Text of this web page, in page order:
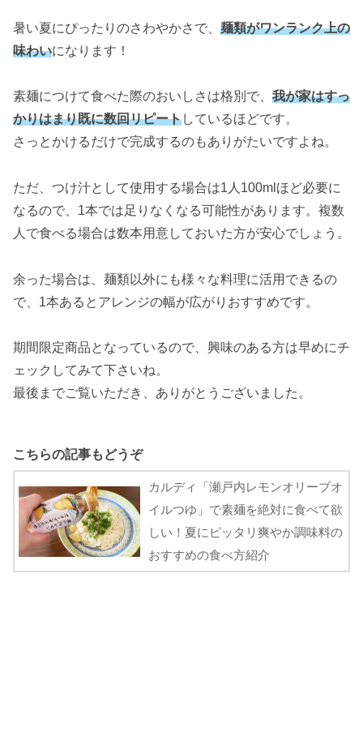
暑い夏にぴったりのさわやかさで、 麺類がワンランク上の
味わいになります！
素麺につけて食べた際のおいしさは格別で、 我が家はすっ
かりはまり既に数回リピートしているほどです。
さっとかけるだけで完成するのもありがたいですよね。
ただ、つけ汁として使用する場合は1人100mlほど必要に
なるので、1本では足りなくなる可能性があります。複数
人で食べる場合は数本用意しておいた方が安心でしょう。
余った場合は、麺類以外にも様々な料理に活用できるの
で、1本あるとアレンジの幅が広がりおすすめです。
期間限定商品となっているので、興味のある方は早めにチ
ェックしてみて下さいね。
最後までご覧いただき、ありがとうございました。
こちらの記事もどうぞ
カルディ「瀬戸内レモンオリーブオ
イルつゆ」で素麺を絶対に食べて欲
しい！夏にピッタリ爽やか調味料の
おすすめの食べ方紹介